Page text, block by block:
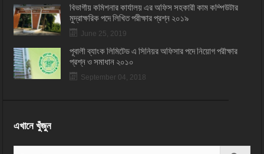
বিভাগীয় কমিশনার কার্যালয় এর অফিস সহকারী কাম কম্পিউটার
মুদ্রাক্ষরিক পদে লিখিত পরীক্ষার প্রশ্ন ২০১৯
June 25, 2019
পূবালী ব্যাংক লিমিটেড এ সিনিয়র অফিসার পদে নিয়োগ পরীক্ষার
প্রশ্ন ও সমাধান ২০১০
September 04, 2018
এখানে খুঁজুন